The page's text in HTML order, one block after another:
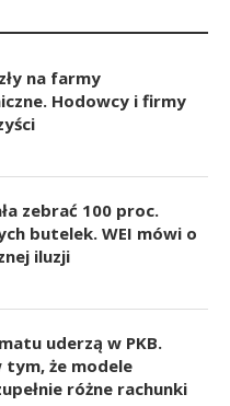
na farmy
Hodowcy i firmy
zebrać 100 proc.
butelek. WEI mówi o
iluzji
uderzą w PKB.
tym, że modele
różne rachunki